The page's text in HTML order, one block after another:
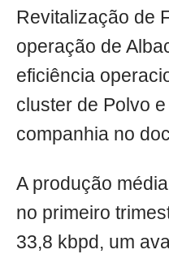
Revitalização de
operação de
eficiência
cluster de Polvo
companhia no
A produção
no primeiro
33,8 kbpd, um